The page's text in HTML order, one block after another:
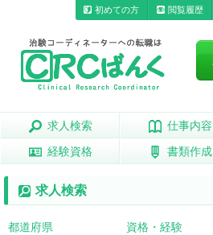
初めての方 閲覧履歴
求人検索
求人検索 仕事内容
仕事内容
経験資格
経験資格 書類作成
書類作成
求人検索
都道府県 資格・経験